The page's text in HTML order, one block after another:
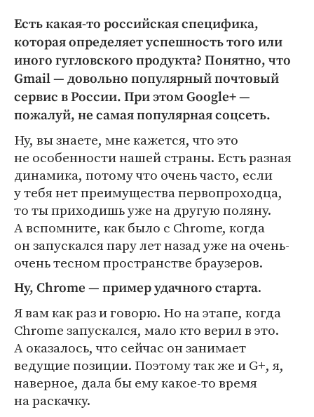
Есть какая-то российская специфика,
которая определяет успешность того или
иного гугловского продукта? Понятно, что
Gmail — довольно популярный почтовый
сервис в России. При этом Google+ —
пожалуй, не самая популярная соцсеть.
Ну, вы знаете, мне кажется, что это
не особенности нашей страны. Есть разная
динамика, потому что очень часто, если
у тебя нет преимущества первопроходца,
то ты приходишь уже на другую поляну.
А вспомните, как было с Chrome, когда
он запускался пару лет назад уже на очень-
очень тесном пространстве браузеров.
Ну, Chrome — пример удачного старта.
Я вам как раз и говорю. Но на этапе, когда
Chrome запускался, мало кто верил в это.
А оказалось, что сейчас он занимает
ведущие позиции. Поэтому так же и G+, я,
наверное, дала бы ему какое-то время
на раскачку.